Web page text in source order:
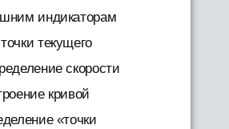
индикаторам
текущего
скорости
кривой
«точки